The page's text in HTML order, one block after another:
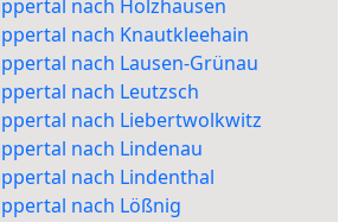
nach Holzhausen
nach Knautkleehain
nach Lausen-Grünau
nach Leutzsch
nach Liebertwolkwitz
nach Lindenau
nach Lindenthal
nach Lößnig